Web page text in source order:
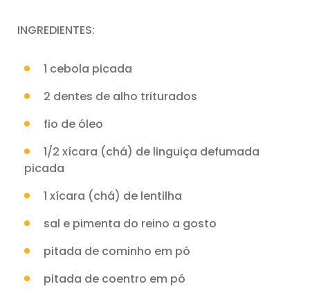
INGREDIENTES:
1 cebola picada
2 dentes de alho triturados
fio de óleo
1/2 xícara (chá) de linguiça defumada
picada
1 xícara (chá) de lentilha
sal e pimenta do reino a gosto
pitada de cominho em pó
pitada de coentro em pó